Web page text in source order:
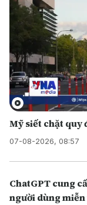
Mỹ siết chặt quy
07-08-2026, 08:57
ChatGPT cung
người dùng